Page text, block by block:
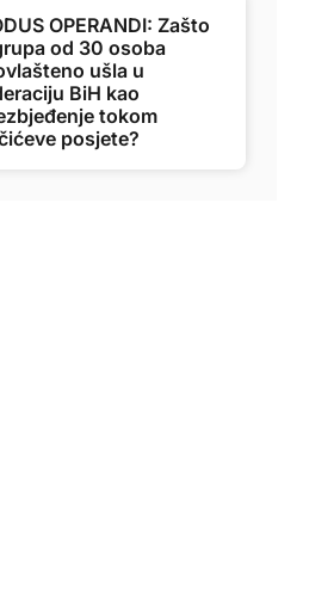
OPERANDI: Zašto
od 30 osoba
ušla u
BiH kao
tokom
posjete?